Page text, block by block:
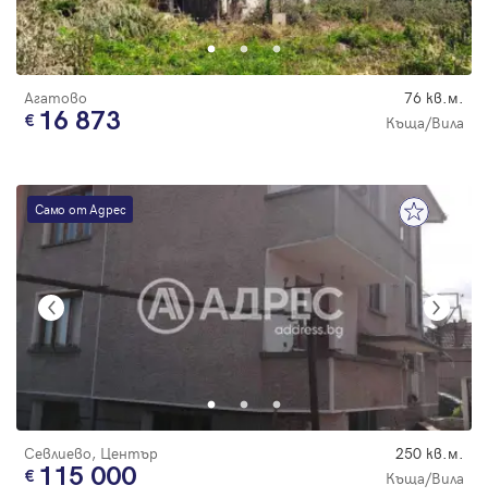
Агатово 76 кв.м.
16 873 Къща/Вила
Само от Адрес
Севлиево, Център 250 кв.м.
115 000 Къща/Вила
Парола